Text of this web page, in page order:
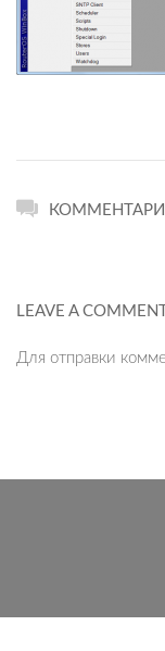
LEAVE A COMMENT
Для отправки